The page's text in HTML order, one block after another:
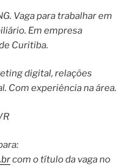
Vaga para trabalhar em
Em empresa
Curitiba.
digital, relações
Com experiência na área.
com o título da vaga no